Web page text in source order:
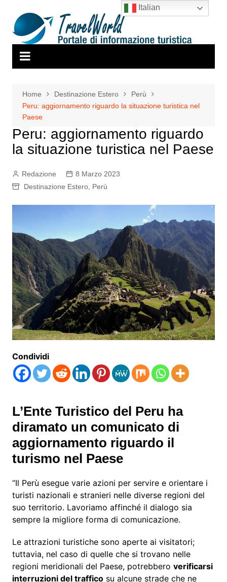
contenuto
Home Destinazione Estero
Perù
Peru: aggiornamento riguardo la situazione turistica nel
Paese
Peru: aggiornamento riguardo
la situazione turistica nel Paese
Redazione
8 Marzo 2023
Destinazione Estero, Perù
Condividi
L’Ente Turistico del Peru ha
diramato un comunicato di
aggiornamento riguardo il
turismo nel Paese
“Il Perù esegue varie azioni per servire e orientare i
turisti nazionali e stranieri nelle diverse regioni del
suo territorio. Lavoriamo affinché il dialogo sia
sempre la migliore forma di comunicazione.
Le attrazioni turistiche sono aperte ai visitatori;
tuttavia, nel caso di quelle che si trovano nelle
regioni meridionali del Paese, potrebbero verificarsi
interruzioni del trafficosu alcune strade che ne
Italian